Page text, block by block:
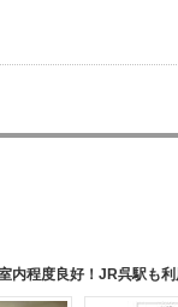
内程度良好！JR呉駅も